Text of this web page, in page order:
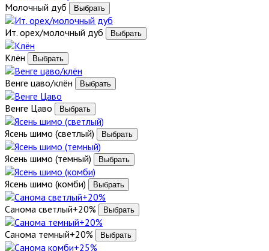
Молочный дуб
Ит. орех/молочный дуб
Клён
Венге цаво/клён
Венге Цаво
Ясень шимо (светлый)
Ясень шимо (темный)
Ясень шимо (комби)
Санома светлый+20%
Санома темный+20%